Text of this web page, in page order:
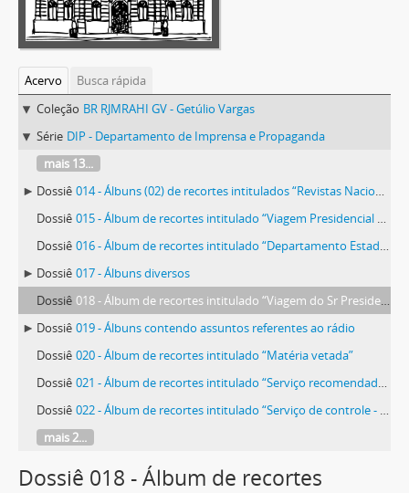
Acervo
Busca rápida
Coleção BR RJMRAHI GV - Getúlio Vargas
Série DIP - Departamento de Imprensa e Propaganda
mais 13...
Dossiê 014 - Álbuns (02) de recortes intitulados “Revistas Nacionais”
Dossiê 015 - Álbum de recortes intitulado “Viagem Presidencial ao Norte”
Dossiê 016 - Álbum de recortes intitulado “Departamento Estadual de Imprensa e Propaganda (D.E.I.P.) São Paulo”
Dossiê 017 - Álbuns diversos
Dossiê 018 - Álbum de recortes intitulado “Viagem do Sr Presidente da República a São Paulo”
Dossiê 019 - Álbuns contendo assuntos referentes ao rádio
Dossiê 020 - Álbum de recortes intitulado “Matéria vetada”
Dossiê 021 - Álbum de recortes intitulado “Serviço recomendado - entrevistas, artigos, tópicos e reportagens distribuídos pelo D.I.P”
Dossiê 022 - Álbum de recortes intitulado “Serviço de controle - Divisão de Imprensa - Telegramas que não tiveram curso parcial e totalmente”
mais 2...
Dossiê 018 - Álbum de recortes